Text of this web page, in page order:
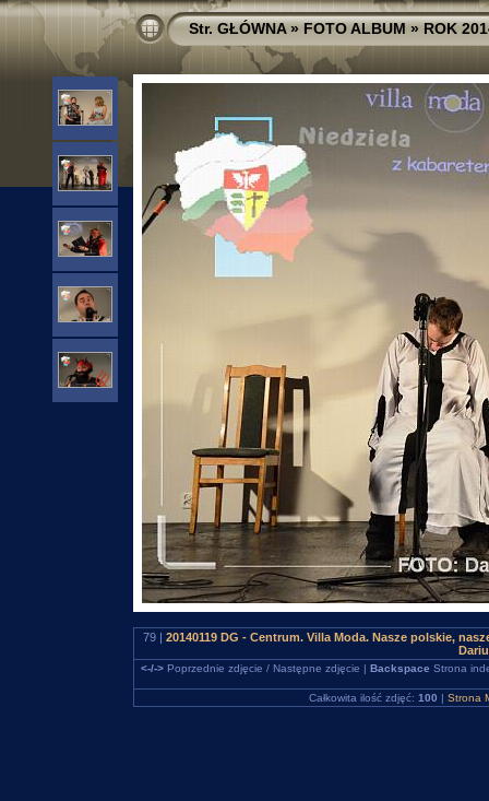
Str. GŁÓWNA»FOTO ALBUM»ROK
79 | 20140119 DG - Centrum. Villa Moda. Nasze polskie,
<-/->Poprzednie zdjęcie / Następne zdjęcie | Backspace Strona
Całkowita ilość zdjęć: 100 | Strona